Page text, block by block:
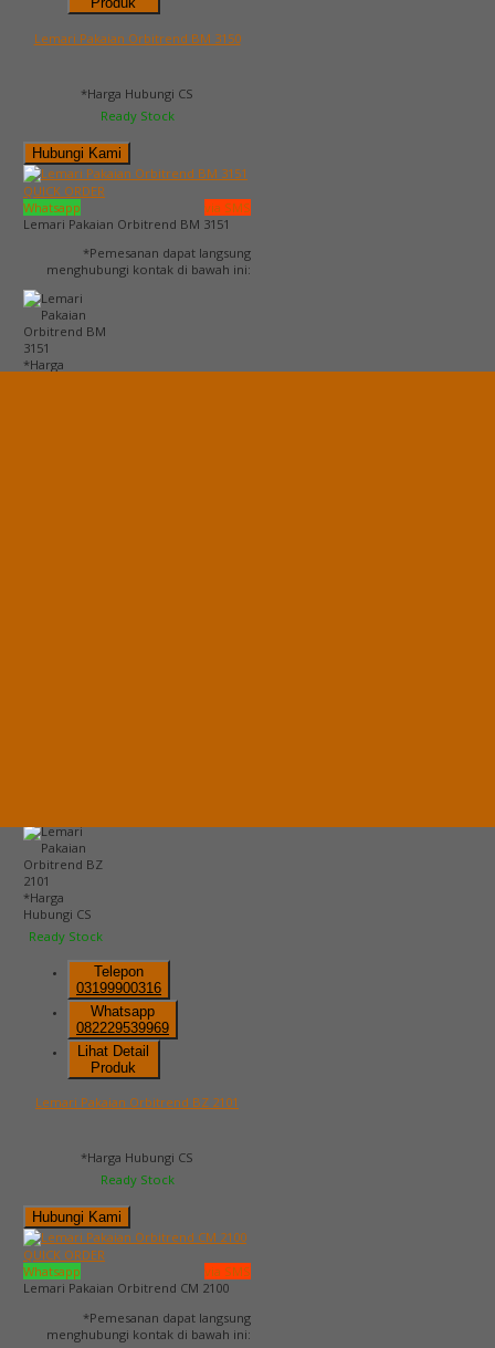
Lemari Pakaian Orbitrend BM 3150
*Harga Hubungi CS
Ready Stock
Hubungi Kami
QUICK ORDER
Whatsapp
via SMS
Lemari Pakaian Orbitrend BM 3151
*Pemesanan dapat langsung
menghubungi kontak di bawah ini:
*Harga
*Harga
Hubungi CS
Ready Stock
Telepon
03199900316
Whatsapp
082229539969
Lihat Detail
Produk
Lemari Pakaian Orbitrend BZ 2101
*Harga Hubungi CS
Ready Stock
Hubungi Kami
QUICK ORDER
Whatsapp
via SMS
Lemari Pakaian Orbitrend CM 2100
*Pemesanan dapat langsung
menghubungi kontak di bawah ini: